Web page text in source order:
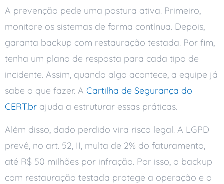
A prevenção pede uma postura ativa. Primeiro,
monitore os sistemas de forma contínua. Depois,
garanta backup com restauração testada. Por fim,
tenha um plano de resposta para cada tipo de
incidente. Assim, quando algo acontece, a equipe já
sabe o que fazer. A Cartilha de Segurança do
CERT.br ajuda a estruturar essas práticas.
Além disso, dado perdido vira risco legal. A LGPD
prevê, no art. 52, II, multa de 2% do faturamento,
até R$ 50 milhões por infração. Por isso, o backup
com restauração testada protege a operação e o